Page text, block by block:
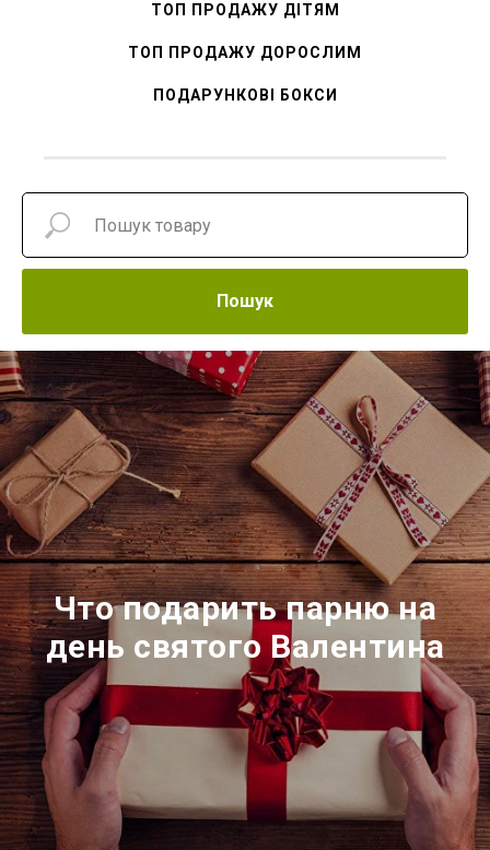
ТОП ПРОДАЖУ ДІТЯМ
ТОП ПРОДАЖУ ДОРОСЛИМ
ПОДАРУНКОВІ БОКСИ
Пошук
Что подарить парню на
день святого Валентина